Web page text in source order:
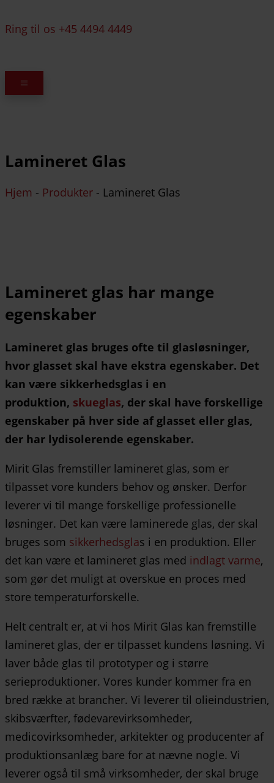
Ring til os +45 4494 4449
Lamineret Glas
Hjem - Produkter - Lamineret Glas
Lamineret glas har mange
egenskaber
Lamineret glas bruges ofte til glasløsninger,
hvor glasset skal have ekstra egenskaber. Det
kan være sikkerhedsglas i en
produktion, skueglas, der skal have forskellige
egenskaber på hver side af glasset eller glas,
der har lydisolerende egenskaber.
Mirit Glas fremstiller lamineret glas, som er
tilpasset vore kunders behov og ønsker. Derfor
leverer vi til mange forskellige professionelle
løsninger. Det kan være laminerede glas, der skal
bruges som sikkerhedsglas i en produktion. Eller
det kan være et lamineret glas med indlagt varme,
som gør det muligt at overskue en proces med
store temperaturforskelle.
Helt centralt er, at vi hos Mirit Glas kan fremstille
lamineret glas, der er tilpasset kundens løsning. Vi
laver både glas til prototyper og i større
serieproduktioner. Vores kunder kommer fra en
bred række at brancher. Vi leverer til olieindustrien,
skibsværfter, fødevarevirksomheder,
medicovirksomheder, arkitekter og producenter af
produktionsanlæg bare for at nævne nogle. Vi
leverer også til små virksomheder, der skal bruge